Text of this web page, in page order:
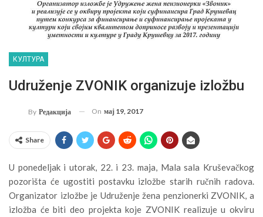
КУЛТУРА
Udruženje ZVONIK organizuje izložbu
By Редакција On мај 19, 2017
Share
U ponedeljak i utorak, 22. i 23. maja, Mala sala Kruševačkog
pozorišta će ugostiti postavku izložbe starih ručnih radova.
Organizator izložbe je Udruženje žena penzionerki ZVONIK, a
izložba će biti deo projekta koje ZVONIK realizuje u okviru